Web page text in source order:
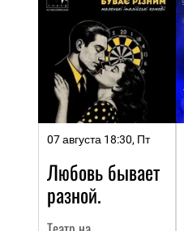
07 августа 18:30, Пт
Любовь бывает
разной.